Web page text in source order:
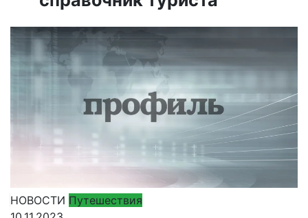
НОВОСТИ Путешествия